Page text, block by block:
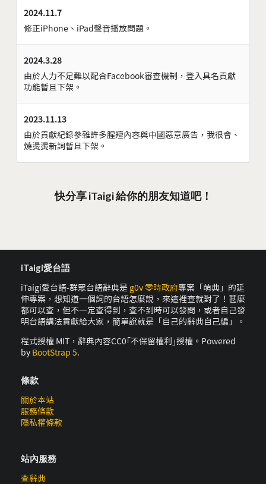
2024.11.7
修正iPhone、iPad聲音播放問題。
2024.3.28
由於人力不足難以配合Facebook審查機制，登入具名貢獻
功能暫且下架。
2023.11.13
由於貢獻紀錄參雜許多腥羶內容與中國惡意廣告，我很會、
燒燙燙新詞暫且下架。
快分享 iTaigi 給你的朋友知道吧！
iTaigi愛台語
iTaigi愛台語-群眾台語辭典是 g0v 零時政府專案「萌典」的延
伸專案，想知道一個詞的台語怎麼說，來這裡查就對了！甚麼
都可以查，但不一定查得到，查不到時可以發問，或者自己發
明台語講法貢獻給大家，簡單說就是「自己的辭典自己編」。
程式授權 MIT，辭典內容CC0｢不保留權利｣授權。Powered
by BootStrap 5.
條款
關於本站
服務條款
隱私權條款
站內服務
查辭典